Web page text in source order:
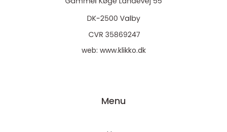
web: www.klikko.dk
Menu